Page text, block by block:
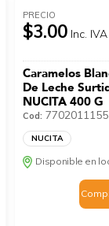
PRECIO
$3.00 Inc. IVA
Caramelos
De Leche Surtidos Con Relleno
NUCITA 400 G
Cod:
NUCITA
Disponible en